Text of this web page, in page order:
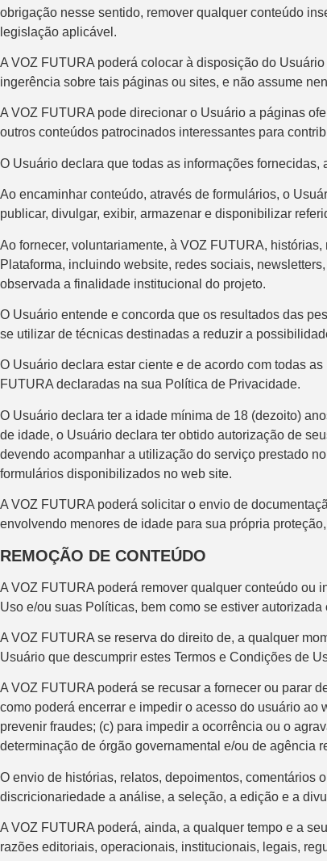
obrigação nesse sentido, remover qualquer conteúdo
legislação aplicável.
A VOZ FUTURA poderá colocar à disposição do
ingerência sobre tais páginas ou sites, e não assume
A VOZ FUTURA pode direcionar o Usuário a páginas
outros conteúdos patrocinados interessantes para
O Usuário declara que todas as informações
Ao encaminhar conteúdo, através de formulários, o
publicar, divulgar, exibir, armazenar e disponibilizar
Ao fornecer, voluntariamente, à VOZ FUTURA,
Plataforma, incluindo website, redes sociais,
observada a finalidade institucional do projeto.
O Usuário entende e concorda que os resultados das
se utilizar de técnicas destinadas a reduzir a
O Usuário declara estar ciente e de acordo com todas
FUTURA declaradas na sua Política de Privacidade.
O Usuário declara ter a idade mínima de 18 (dezoito)
de idade, o Usuário declara ter obtido autorização de
devendo acompanhar a utilização do serviço prestado
formulários disponibilizados no web site.
A VOZ FUTURA poderá solicitar o envio de
envolvendo menores de idade para sua própria
REMOÇÃO DE CONTEÚDO
A VOZ FUTURA poderá remover qualquer conteúdo ou
Uso e/ou suas Políticas, bem como se estiver
A VOZ FUTURA se reserva do direito de, a qualquer
Usuário que descumprir estes Termos e Condições de
A VOZ FUTURA poderá se recusar a fornecer ou parar
como poderá encerrar e impedir o acesso do usuário
prevenir fraudes; (c) para impedir a ocorrência ou o
determinação de órgão governamental e/ou de agência
O envio de histórias, relatos, depoimentos,
discricionariedade a análise, a seleção, a edição e a
A VOZ FUTURA poderá, ainda, a qualquer tempo e a
razões editoriais, operacionais, institucionais, legais,